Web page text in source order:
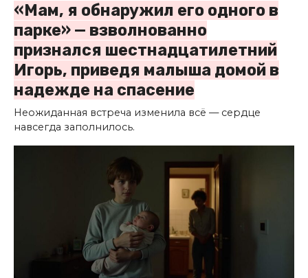
«Мам, я обнаружил его одного в
парке» — взволнованно
признался шестнадцатилетний
Игорь, приведя малыша домой в
надежде на спасение
Неожиданная встреча изменила всё — сердце
навсегда заполнилось.